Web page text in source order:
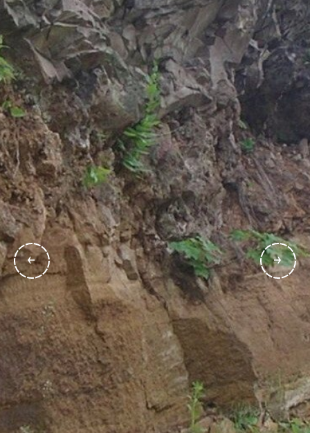
PROGRAMS (HU)
NEWS
ABOUT US
GET YOUR TICKET NOW!